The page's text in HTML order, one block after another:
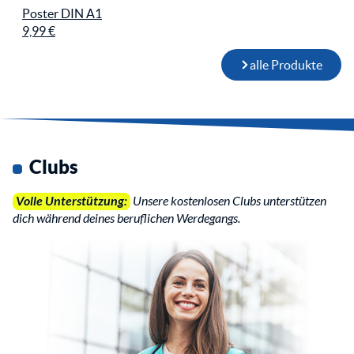
Poster DIN A1
9,99 €
alle Produkte
Clubs
Volle Unterstützung: Unsere kostenlosen Clubs unterstützen
dich während deines beruflichen Werdegangs.